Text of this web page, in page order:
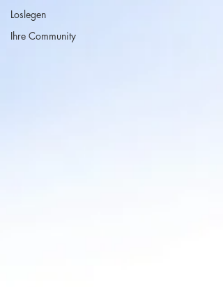
Loslegen
Ihre Community